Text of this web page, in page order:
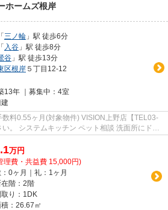
ホームズ根岸
「三ノ輪 」駅 徒歩6分
「 入谷 」駅 徒歩8分
谷 」駅 徒歩13分
区根岸 ５丁目12-12
13年 ｜募集中： 4室
数料0.55ヶ月(対象物件) VISION上野店【TEL03-
。 システムキッチン ペット相談 洗面所にドア
万円
理費・共益費 15,000円)
0ヶ月｜礼：1ヶ月
在階：2階
取り：1DK
：26.67㎡